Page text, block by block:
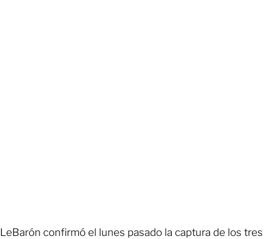
LeBarón confirmó el lunes pasado la captura de los tres